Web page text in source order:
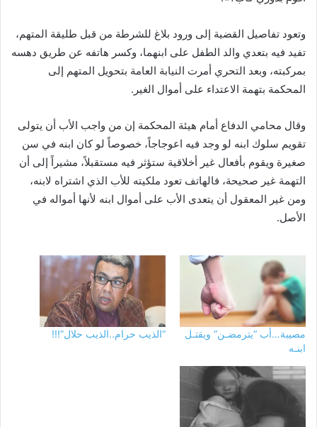
وتعود تفاصيل القضية إلى ورود بلاغ للشرطة من قبل طليقة المتهم،
تفيد فيه بتعدي والد الطفل على ابنهما، وكسر هاتفه عن طريق دهسه
بمركبته، وبعد التحري أمرت النيابة العامة بتحويل المتهم إلى
المحكمة بتهمة الاعتداء على أموال الغير.
وقال محامي الدفاع أمام هيئة المحكمة إن من واجب الأب أن يتولى
تقويم سلوك ابنه لو وجد فيه اعوجاجاً، خصوصاً لو كان ابنه في سن
صغيرة ويقوم بأفعال غير أخلاقية ستؤثر فيه مستقبلاً، مشيراً إلى أن
التهمة غير صحيحة، فالهاتف تعود ملكيته للأب الذي اشتراه لابنه،
ومن غير المعقول أن يتعدى الأب على أموال ابنه لأنها أمواله في
الأصل.
مصيبة…أب “يترمضـن” ويقتـل
ابنـه
“الذيب حرام..الذيب حلال”!!!